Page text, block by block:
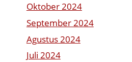
Oktober 2024
September 2024
Agustus 2024
Juli 2024